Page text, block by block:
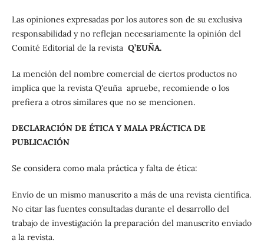
Las opiniones expresadas por los autores son de su exclusiva
responsabilidad y no reflejan necesariamente la opinión del
Comité Editorial de la revista Q’EUÑA.
La mención del nombre comercial de ciertos productos no
implica que la revista Q'euña apruebe, recomiende o los
prefiera a otros similares que no se mencionen.
DECLARACIÓN DE ÉTICA Y MALA PRÁCTICA DE
PUBLICACIÓN
Se considera como mala práctica y falta de ética:
Envío de un mismo manuscrito a más de una revista científica.
No citar las fuentes consultadas durante el desarrollo del
trabajo de investigación la preparación del manuscrito enviado
a la revista.